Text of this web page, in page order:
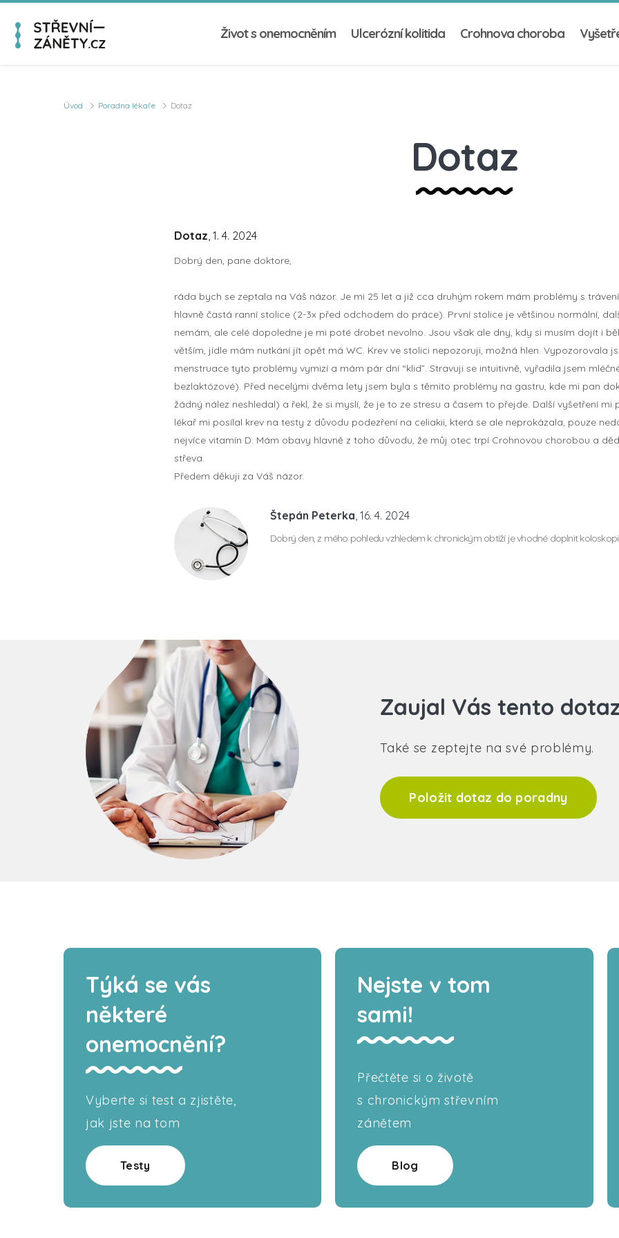
Život s onemocněním Ulcerózní kolitida Crohnova choroba
Úvod Poradna lékaře Dotaz
Dotaz
Dotaz, 1. 4. 2024
Dobrý den, pane doktore,
ráda bych se zeptala na Váš názor. Je mi 25 let a již cca druhým rokem mám problémy s
hlavně častá ranní stolice (2-3x před odchodem do práce). První stolice je většinou normální,
nemám, ale celé dopoledne je mi poté drobet nevolno. Jsou však ale dny, kdy si musím dojít i
větším, jídle mám nutkání jít opět má WC. Krev ve stolici nepozoruji, možná hlen. Vypozorovala
menstruace tyto problémy vymizí a mám pár dní “klid”. Stravuji se intuitivně, vyřadila jsem
bezlaktózové). Před necelými dvěma lety jsem byla s těmito problémy na gastru, kde mi pan
žádný nález neshledal) a řekl, že si myslí, že je to ze stresu a časem to přejde. Další vyšetření mi
lékař mi posílal krev na testy z důvodu podezření na celiakii, která se ale neprokázala, pouze
nejvíce vitamín D. Mám obavy hlavně z toho důvodu, že můj otec trpí Crohnovou chorobou a
střeva.
Předem děkuji za Váš názor.
Štepán Peterka , 16. 4. 2024
Dobrý den, z mého pohledu vzhledem k chronickým obtíží je vhodné doplnit
Zaujal Vás tento
Také se zeptejte na své problémy.
Položit dotaz do poradny
Týká se vás
některé
onemocnění?
Vyberte si test a zjistěte,
jak jste na tom
Testy
Nejste v tom
sami!
Přečtěte si o životě
s chronickým střevním
zánětem
Blog